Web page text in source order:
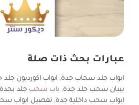
عبارات بحث ذات صلة
ابواب جلد سحاب جدة, ابواب اكورديون جلد
بيبان سحب جلد جدة, باب سحب جلد بجدة
ابواب سحب داخلية جدة, تفصيل ابواب